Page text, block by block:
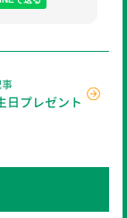
日プレゼント